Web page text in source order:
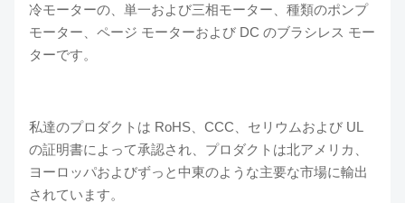
冷モーターの、単一および三相モーター、種類のポンプ
モーター、ページ モーターおよび DC のブラシレス モー
ターです。
私達のプロダクトは RoHS、CCC、セリウムおよび UL
の証明書によって承認され、プロダクトは北アメリカ、
ヨーロッパおよびずっと中東のような主要な市場に輸出
されています。